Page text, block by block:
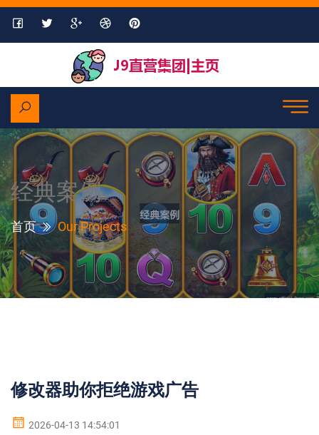
经典案例
首页 Our Projects
修改器助你拒绝游戏广告
2026-04-13 14:54:01